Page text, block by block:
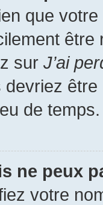
que
sur J’ai
de temps.
ne peux
votre